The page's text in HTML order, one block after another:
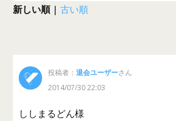
新しい順|古い順
投稿者：退会ユーザーさん
2014/07/30 22:03
ししまるどん様